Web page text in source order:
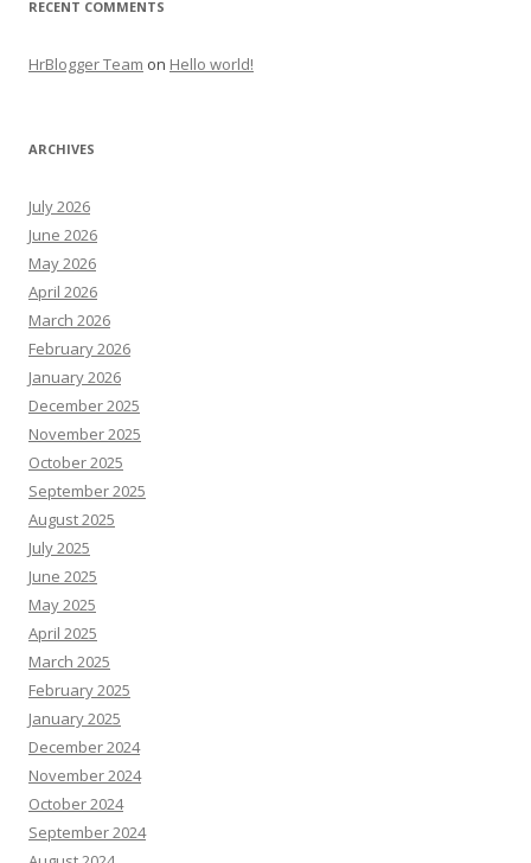
RECENT COMMENTS
HrBlogger Team on Hello world!
ARCHIVES
July 2026
June 2026
May 2026
April 2026
March 2026
February 2026
January 2026
December 2025
November 2025
October 2025
September 2025
August 2025
July 2025
June 2025
May 2025
April 2025
March 2025
February 2025
January 2025
December 2024
November 2024
October 2024
September 2024